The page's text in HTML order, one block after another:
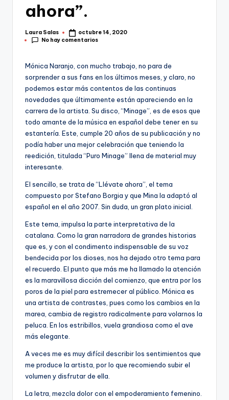
ahora”.
Publicado
por
Laura Salas
octubre 14, 2020
No hay comentarios
Mónica Naranjo, con mucho trabajo, no para de
sorprender a sus fans en los últimos meses, y claro, no
podemos estar más contentos de las continuas
novedades que últimamente están apareciendo en la
carrera de la artista. Su disco, “Minage”, es de esos que
todo amante de la música en español debe tener en su
estantería. Este, cumple 20 años de su publicación y no
podía haber una mejor celebración que teniendo la
reedición, titulada “Puro Minage” llena de material muy
interesante.
El sencillo, se trata de “Llévate ahora”, el tema
compuesto por Stefano Borgia y que Mina la adaptó al
español en el año 2007. Sin duda, un gran plato inicial.
Este tema, impulsa la parte interpretativa de la
catalana. Como la gran narradora de grandes historias
que es, y con el condimento indispensable de su voz
bendecida por los dioses, nos ha dejado otro tema para
el recuerdo. El punto que más me ha llamado la atención
es la maravillosa dicción del comienzo, que entra por los
poros de la piel para estremecer al público. Mónica es
una artista de contrastes, pues como los cambios en la
marea, cambia de registro radicalmente para volarnos la
peluca. En los estribillos, vuela grandiosa como el ave
más elegante.
A veces me es muy difícil describir los sentimientos que
me produce la artista, por lo que recomiendo subir el
volumen y disfrutar de ella.
La letra, mezcla dolor con el empoderamiento femenino.